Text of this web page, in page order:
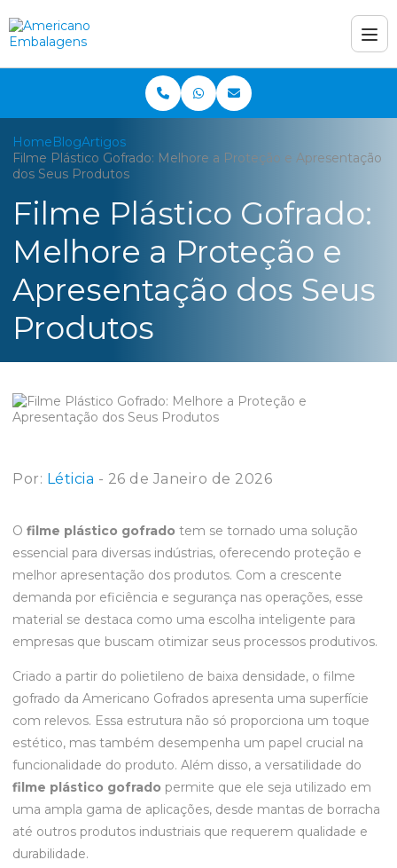
HomeBlogArtigos
Filme Plástico Gofrado: Melhore a Proteção e Apresentação
dos Seus Produtos
Filme Plástico Gofrado:
Melhore a Proteção e
Apresentação dos Seus
Produtos
Por: Léticia - 26 de Janeiro de 2026
O filme plástico gofrado tem se tornado uma solução
essencial para diversas indústrias, oferecendo proteção e
melhor apresentação dos produtos. Com a crescente
demanda por eficiência e segurança nas operações, esse
material se destaca como uma escolha inteligente para
empresas que buscam otimizar seus processos produtivos.
Criado a partir do polietileno de baixa densidade, o filme
gofrado da Americano Gofrados apresenta uma superfície
com relevos. Essa estrutura não só proporciona um toque
estético, mas também desempenha um papel crucial na
funcionalidade do produto. Além disso, a versatilidade do
filme plástico gofrado permite que ele seja utilizado em
uma ampla gama de aplicações, desde mantas de borracha
até outros produtos industriais que requerem qualidade e
durabilidade.